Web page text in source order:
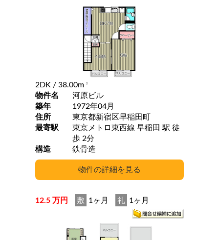
2DK / 38.00m 2
物件名
河原ビル
築年
1972年04月
住所
東京都新宿区早稲田町
最寄駅
東京メトロ東西線 早稲田 駅 徒
歩 2分
構造
鉄骨造
12.5 万円 敷 1ヶ月 礼 1ヶ月